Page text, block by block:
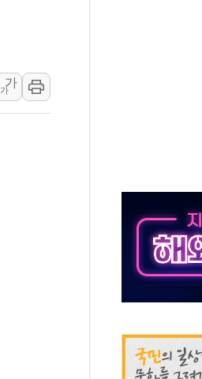
문에 손해 보는 일 없게"…'결혼 페널티'
해상서 모터보트 전복…1명 사망·1명 실종
해루질 중 실종 60대 나흘만에 숨진 채
머니 흉기 살해 10대 아들 체포
에 '뻔뻔' 받아친 정청래…제주 연설서
편 재검토 지시…與 "적극 환영"·野 "졸
풍랑주의보…10일까지 최대 3.5m 높은
질환 사망 23명…정부, 비상대응기구 가
가
가